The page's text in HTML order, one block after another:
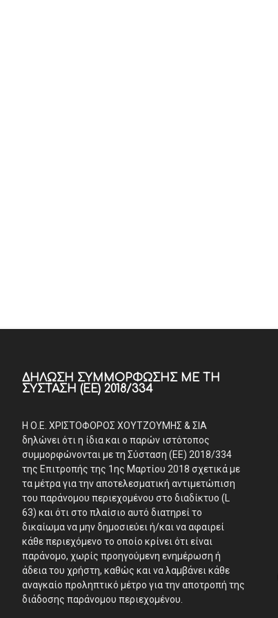
ΔΉΛΩΣΗ ΣΥΜΜΌΡΦΩΣΗΣ ΜΕ ΤΗ
ΣΎΣΤΑΣΗ (ΕΕ) 2018/334
Η Ο.Ε. ΧΡΙΣΤΟΦΟΡΟΣ ΧΟΥΤΖΟΥΜΗΣ & ΣΙΑ
δηλώνει ότι η ίδια και ο παρών ιστότοπος
συμμορφώνονται με τη Σύσταση (ΕΕ) 2018/334
της Επιτροπής της 1ης Μαρτίου 2018 σχετικά με
τα μέτρα για την αποτελεσματική αντιμετώπιση
του παράνομου περιεχομένου στο διαδίκτυο (L
63) και ότι στο πλαίσιο αυτό διατηρεί το
δικαίωμα να μην δημοσιεύει ή/και να αφαιρεί
κάθε περιεχόμενο το οποίο κρίνει ότι είναι
παράνομο, χωρίς προηγούμενη ενημέρωση ή
άδεια του χρήστη, καθώς και να λαμβάνει κάθε
αναγκαίο προληπτικό μέτρο για την αποτροπή της
διάδοσης παράνομου περιεχομένου.